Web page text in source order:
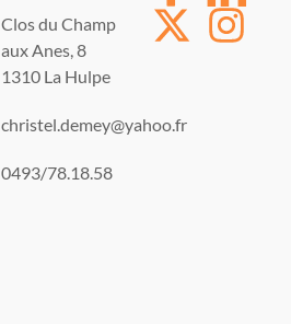
Clos du Champ
aux Anes, 8
1310 La Hulpe
christel.demey@yahoo.fr
0493/78.18.58